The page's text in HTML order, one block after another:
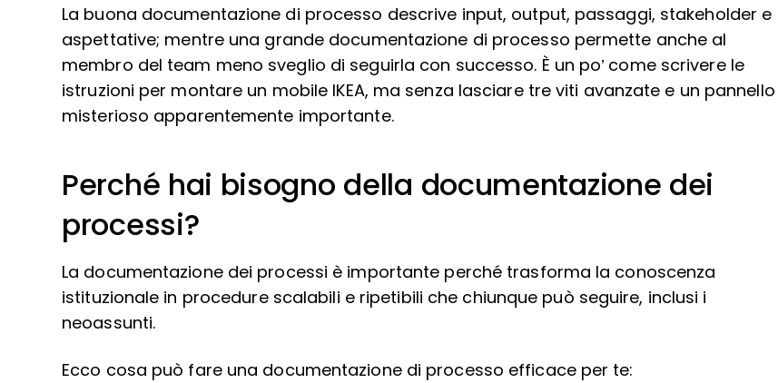
La buona documentazione di processo descrive input, output, passaggi, stakeholder e
aspettative; mentre una grande documentazione di processo permette anche al
membro del team meno sveglio di seguirla con successo. È un po’ come scrivere le
istruzioni per montare un mobile IKEA, ma senza lasciare tre viti avanzate e un pannello
misterioso apparentemente importante.
Perché hai bisogno della documentazione dei
processi?
La documentazione dei processi è importante perché trasforma la conoscenza
istituzionale in procedure scalabili e ripetibili che chiunque può seguire, inclusi i
neoassunti.
Ecco cosa può fare una documentazione di processo efficace per te: